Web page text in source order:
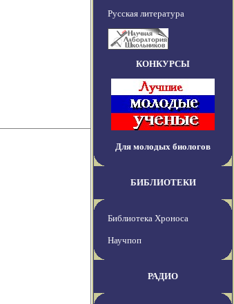
Русская литература
КОНКУРСЫ
Для молодых биологов
БИБЛИОТЕКИ
Библиотека Хроноса
Научпоп
РАДИО